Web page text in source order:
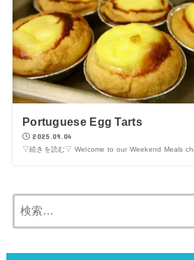
Portuguese Egg Tarts
2025.09.04
▽続きを読む▽ Welcome to our Weekend Meals